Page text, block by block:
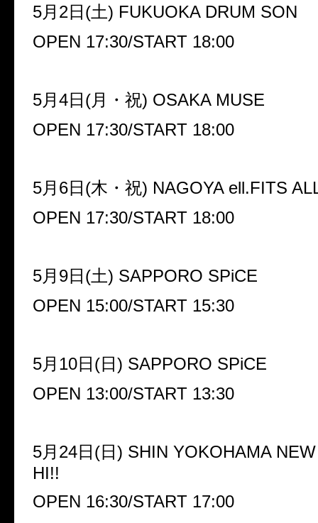
5月2日(土) FUKUOKA DRUM SON
OPEN 17:30/START 18:00
5月4日(月・祝) OSAKA MUSE
OPEN 17:30/START 18:00
5月6日(木・祝) NAGOYA ell.FITS
OPEN 17:30/START 18:00
5月9日(土) SAPPORO SPiCE
OPEN 15:00/START 15:30
5月10日(日) SAPPORO SPiCE
OPEN 13:00/START 13:30
5月24日(日) SHIN YOKOHAMA
HI!!
OPEN 16:30/START 17:00